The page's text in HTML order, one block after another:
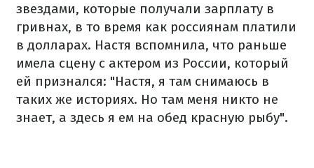
звездами, которые получали зарплату в
гривнах, в то время как россиянам платили
в долларах. Настя вспомнила, что раньше
имела сцену с актером из России, который
ей признался: "Настя, я там снимаюсь в
таких же историях. Но там меня никто не
знает, а здесь я ем на обед красную рыбу".